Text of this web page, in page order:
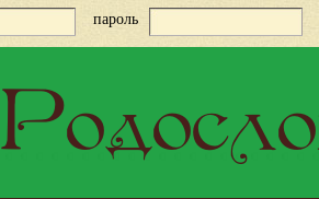
пароль